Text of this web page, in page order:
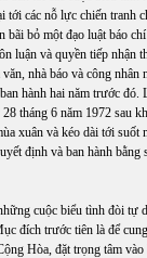
tới các nỗ lực chiến tranh
bỏ một đạo luật báo
luận và quyền tiếp nhận
nhà báo và công nhân
hành hai năm trước đó.
tháng 6 năm 1972 sau
xuân và kéo dài tới suốt
định và ban hành bằng
cuộc biểu tình đòi tự
đích trước tiên là để
Hòa, đặt trọng tâm